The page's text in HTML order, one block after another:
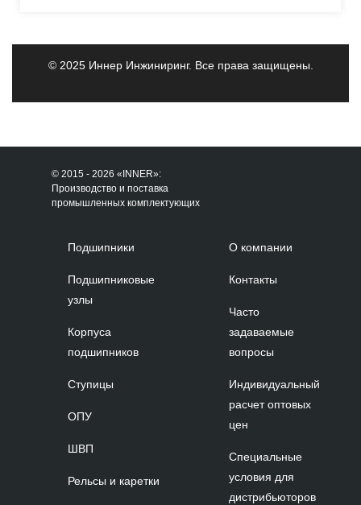
© 2025 Иннер Инжиниринг. Все права защищены.
© 2015 - 2026 «INNER»:
Производство и поставка
промышленных комплектующих
Подшипники
Подшипниковые
узлы
Корпуса
подшипников
Ступицы
ОПУ
ШВП
Рельсы и каретки
О компании
Контакты
Часто
задаваемые
вопросы
Индивидуальный
расчет оптовых
цен
Специальные
условия для
дистрибьюторов